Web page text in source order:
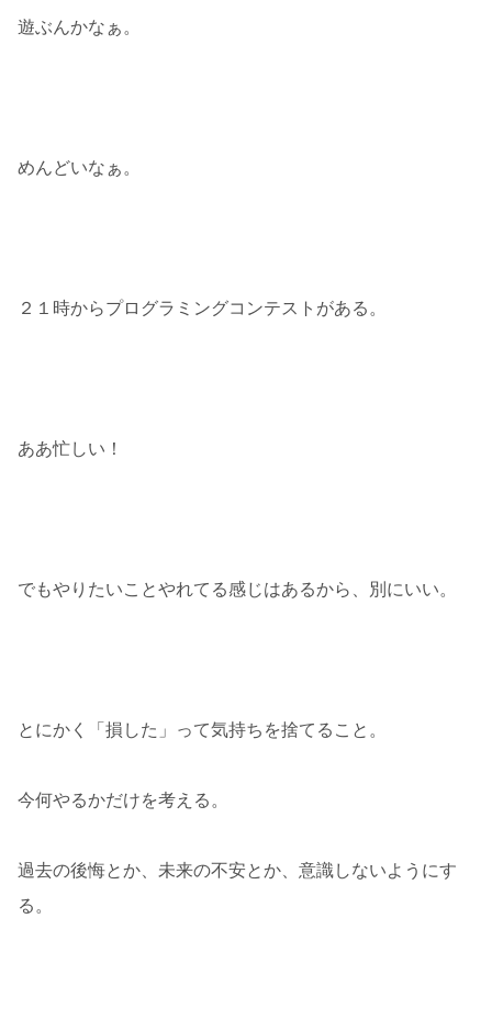
遊ぶんかなぁ。
めんどいなぁ。
２１時からプログラミングコンテストがある。
ああ忙しい！
でもやりたいことやれてる感じはあるから、別にいい。
とにかく「損した」って気持ちを捨てること。
今何やるかだけを考える。
過去の後悔とか、未来の不安とか、意識しないようにす
る。